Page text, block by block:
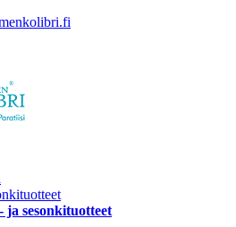
ja sesonkituotteet